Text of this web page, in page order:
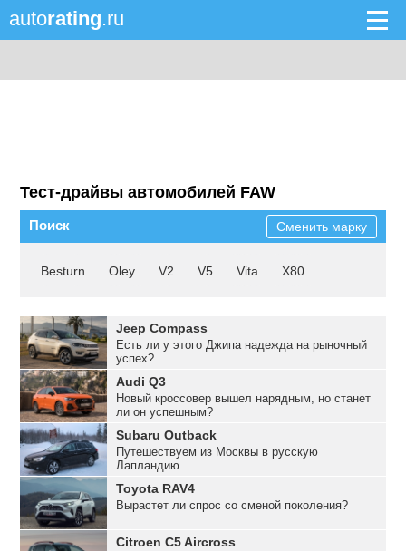
autorating.ru
Тест-драйвы автомобилей FAW
Поиск Сменить марку
Besturn Oley V2 V5 Vita X80
Jeep Compass
Есть ли у этого Джипа надежда на рыночный
успех?
Audi Q3
Новый кроссовер вышел нарядным, но станет
ли он успешным?
Subaru Outback
Путешествуем из Москвы в русскую
Лапландию
Toyota RAV4
Вырастет ли спрос со сменой поколения?
Citroen C5 Aircross